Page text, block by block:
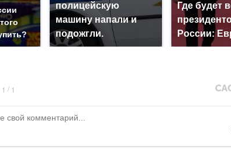
полицейскую
машину напали и
подожгли.
Где будет
России:
1 / 1